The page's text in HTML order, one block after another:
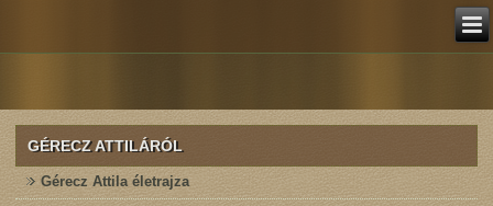
GÉRECZ ATTILÁRÓL
Gérecz Attila életrajza